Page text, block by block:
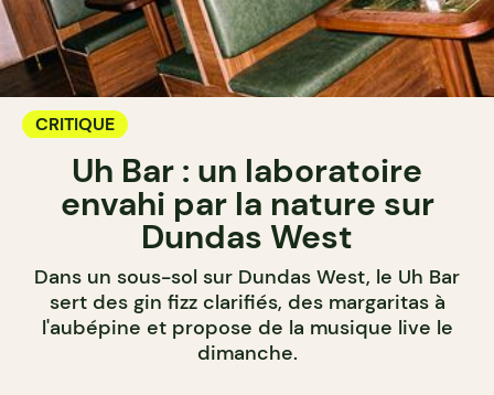
CRITIQUE
Uh Bar : un laboratoire
envahi par la nature sur
Dundas West
Dans un sous-sol sur Dundas West, le Uh Bar
sert des gin fizz clarifiés, des margaritas à
l'aubépine et propose de la musique live le
dimanche.